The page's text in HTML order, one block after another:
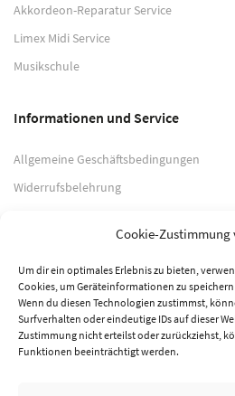
Cookie-Zustimmung
Um dir ein optimales Erlebnis zu bieten,
Cookies, um Geräteinformationen zu
Wenn du diesen Technologien zustimmst,
Surfverhalten oder eindeutige IDs auf dieser
Zustimmung nicht erteilst oder zurückziehst,
Funktionen beeinträchtigt werden.
Akkordeon-Reparatur Service
Limex Midi Service
Musikschule
Informationen und Service
Allgemeine Geschäftsbedingungen
Widerrufsbelehrung
Datenschutzerklärung
Zahlungsarten
PayPal